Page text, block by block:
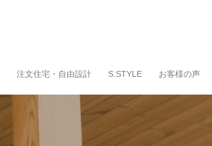
注文住宅・自由設計 S.STYLE お客様の声